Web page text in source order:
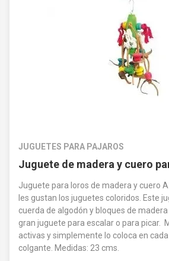
JUGUETES PARA PAJAROS
Juguete de madera y cuero
Juguete para loros de madera y cuero
les gustan los juguetes coloridos. Este
cuerda de algodón y bloques de
gran juguete para escalar o para picar.
activas y simplemente lo coloca en cada
colgante. Medidas: 23 cms.